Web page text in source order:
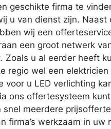
geschikte firma te
u van dienst zijn. Naast
wij een
een groot netwerk
Zoals u al eerder heeft
regio wel een elektricien
voor u LED verlichting
ons offertesysteem
snel meerdere
firma’s werkzaam in uw